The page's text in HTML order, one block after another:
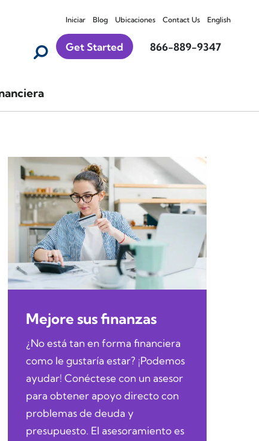
Iniciar Blog Ubicaciones Contact Us English
Get Started 866-889-9347
Mejore sus finanzas
¿No está tan en forma financiera
como le gustaría estar? ¡Podemos
ayudar! Conéctese con un asesor
para obtener apoyo directo con
problemas de deuda y
presupuesto. El asesoramiento es